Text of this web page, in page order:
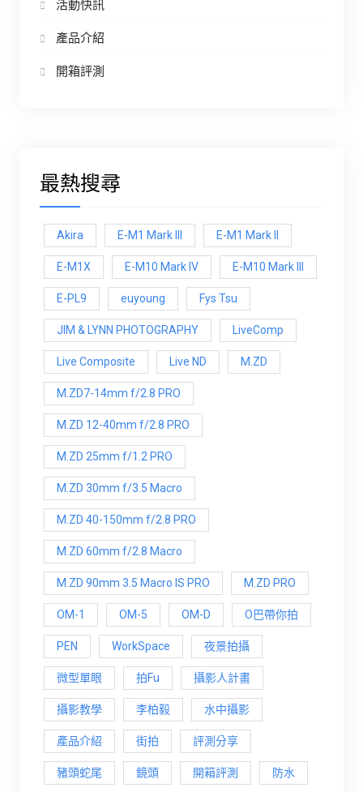
活動快訊
產品介紹
開箱評測
最熱搜尋
Akira E-M1 Mark III E-M1 Mark ll
E-M1X E-M10 Mark IV E-M10 Mark lll
E-PL9 euyoung Fys Tsu
JIM & LYNN PHOTOGRAPHY LiveComp
Live Composite Live ND M.ZD
M.ZD7-14mm f/2.8 PRO
M.ZD 12-40mm f/2.8 PRO
M.ZD 25mm f/1.2 PRO
M.ZD 30mm f/3.5 Macro
M.ZD 40-150mm f/2.8 PRO
M.ZD 60mm f/2.8 Macro
M.ZD 90mm 3.5 Macro IS PRO M.ZD PRO
OM-1 OM-5 OM-D O巴帶你拍
PEN WorkSpace 夜景拍攝
微型單眼 拍Fu 攝影人計畫
攝影教學 李柏毅 水中攝影
產品介紹 街拍 評測分享
豬頭蛇尾 鏡頭 開箱評測 防水